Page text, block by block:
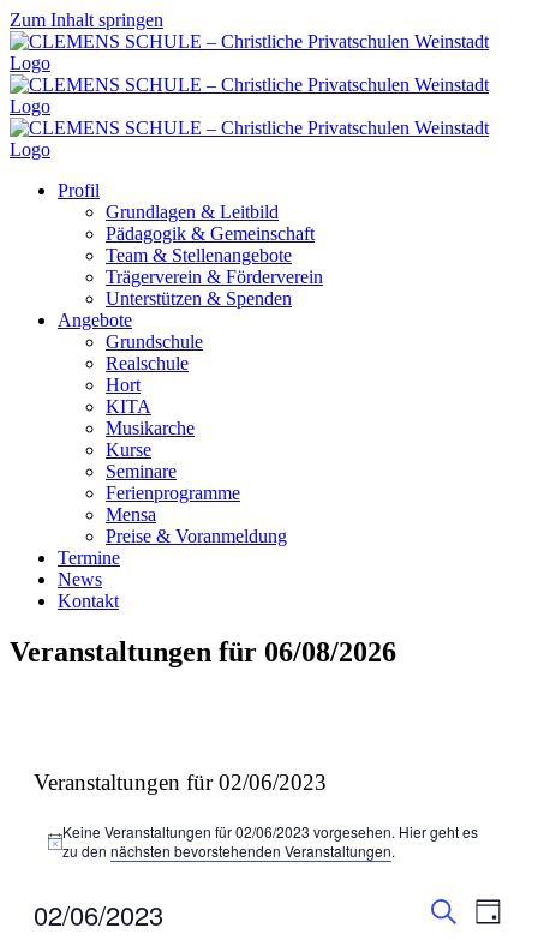
Zum Inhalt springen
Profil
Grundlagen & Leitbild
Pädagogik & Gemeinschaft
Team & Stellenangebote
Trägerverein & Förderverein
Unterstützen & Spenden
Angebote
Grundschule
Realschule
Hort
KITA
Musikarche
Kurse
Seminare
Ferienprogramme
Mensa
Preise & Voranmeldung
Termine
News
Kontakt
Veranstaltungen für 06/08/2026
Veranstaltungen für 02/06/2023
Hinweis
Keine Veranstaltungen für 02/06/2023 vorgesehen. Hier geht es
zu dennächsten bevorstehenden Veranstaltungen.
Tag
02/06/2023